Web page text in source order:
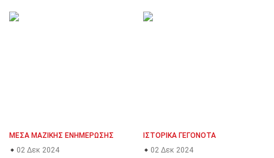
ΜΈΣΑ ΜΑΖΙΚΉΣ ΕΝΗΜΈΡΩΣΗΣ
02 Δεκ 2024
ΙΣΤΟΡΙΚΆ ΓΕΓΟΝΌΤΑ
02 Δεκ 2024